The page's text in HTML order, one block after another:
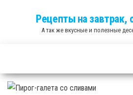
Рецепты на завтрак,
А так же вкусные и полезные